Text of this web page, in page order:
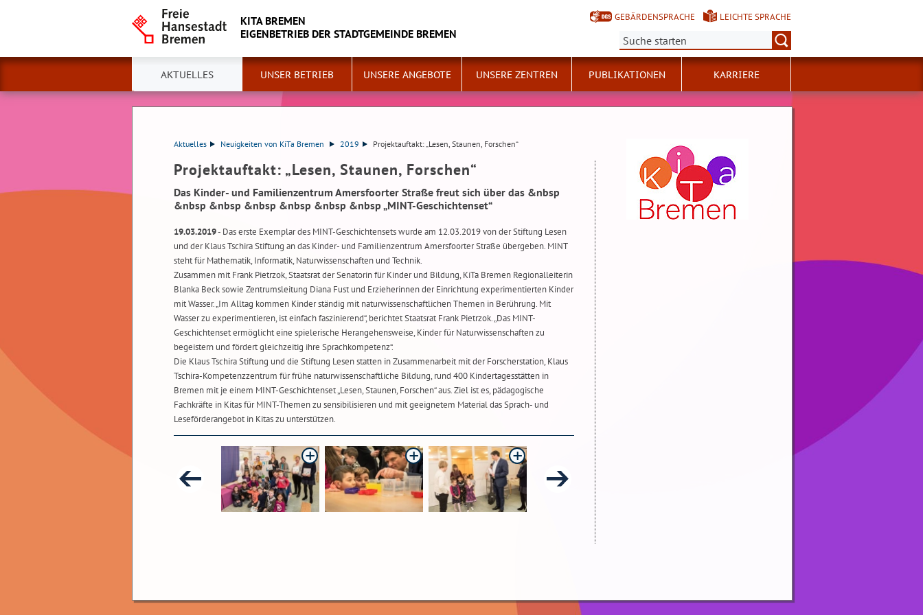
KITA BREMEN
EIGENBETRIEB DER STADTGEMEINDE BREMEN
GEBÄRDENSPRACHE
LEICHTE SPRACHE
Suche:
AKTUELLES UNSER BETRIEB UNSERE ANGEBOTE UNSERE ZENTREN PUBLIKATIONEN KARRIERE
Aktuelles Neuigkeiten von KiTa Bremen 2019 Projektauftakt: „Lesen, Staunen, Forschen“
Projektauftakt: „Lesen, Staunen, Forschen“
Das Kinder- und Familienzentrum Amersfoorter Straße freut sich über das &nbsp
&nbsp &nbsp &nbsp &nbsp &nbsp &nbsp „MINT-Geschichtenset“
19.03.2019- Das erste Exemplar des MINT-Geschichtensets wurde am 12.03.2019 von der Stiftung Lesen
und der Klaus Tschira Stiftung an das Kinder- und Familienzentrum Amersfoorter Straße übergeben. MINT
steht für Mathematik, Informatik, Naturwissenschaften und Technik.
Zusammen mit Frank Pietrzok, Staatsrat der Senatorin für Kinder und Bildung, KiTa Bremen Regionalleiterin
Blanka Beck sowie Zentrumsleitung Diana Fust und Erzieherinnen der Einrichtung experimentierten Kinder
mit Wasser. „Im Alltag kommen Kinder ständig mit naturwissenschaftlichen Themen in Berührung. Mit
Wasser zu experimentieren, ist einfach faszinierend“, berichtet Staatsrat Frank Pietrzok. „Das MINT-
Geschichtenset ermöglicht eine spielerische Herangehensweise, Kinder für Naturwissenschaften zu
begeistern und fördert gleichzeitig ihre Sprachkompetenz“.
Die Klaus Tschira Stiftung und die Stiftung Lesen statten in Zusammenarbeit mit der Forscherstation, Klaus
Tschira-Kompetenzzentrum für frühe naturwissenschaftliche Bildung, rund 400 Kindertagesstätten in
Bremen mit je einem MINT-Geschichtenset „Lesen, Staunen, Forschen“ aus. Ziel ist es, pädagogische
Fachkräfte in Kitas für MINT-Themen zu sensibilisieren und mit geeignetem Material das Sprach- und
Leseförderangebot in Kitas zu unterstützen.